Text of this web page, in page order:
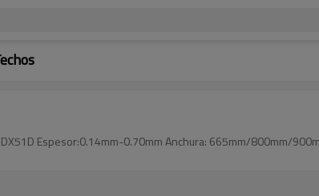
DX51D Espesor:0.14mm-0.70mm Anchura: 665mm/800mm/